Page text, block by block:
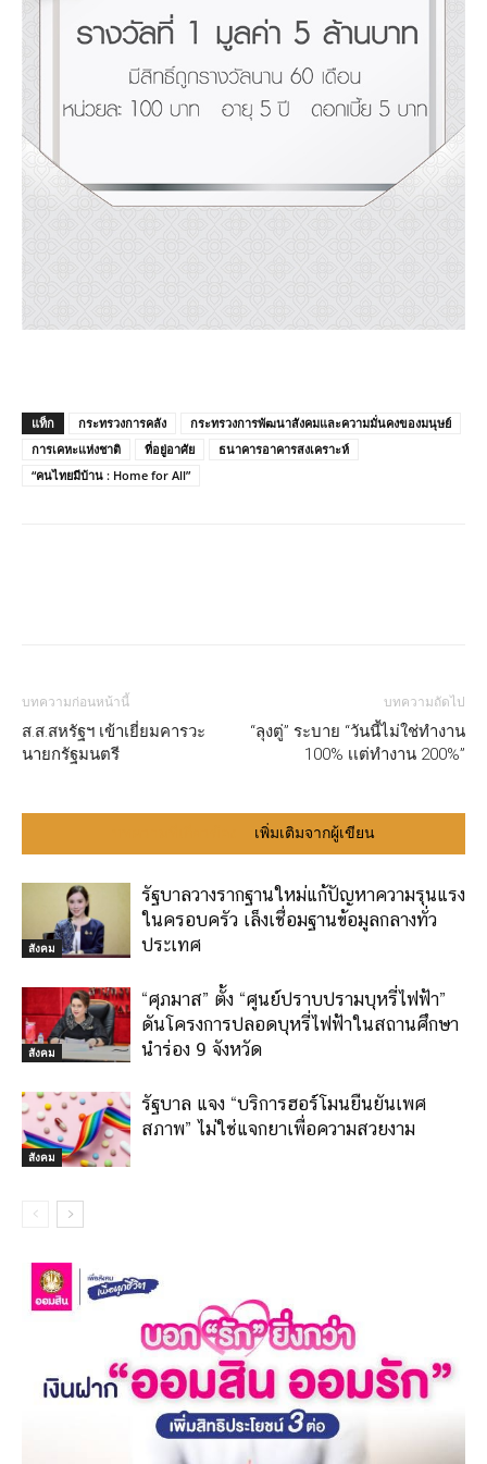
แท็ก กระทรวงการคลัง
กระทรวงการพัฒนาสังคมและความมั่นคงของมนุษย์
การเคหะแห่งชาติ
ที่อยู่อาศัย
ธนาคารอาคารสงเคราะห์
“คนไทยมีบ้าน : Home for All”
บทความก่อนหน้านี้
ส.ส.สหรัฐฯ เข้าเยี่ยมคารวะ
นายกรัฐมนตรี
บทความถัดไป
“ลุงตู่” ระบาย “วันนี้ไม่ใช่ทำงาน
100% เเต่ทำงาน 200%”
เพิ่มเติมจากผู้เขียน
สังคม
รัฐบาลวางรากฐานใหม่แก้ปัญหาความรุนแรง
ในครอบครัว เล็งเชื่อมฐานข้อมูลกลางทั่ว
ประเทศ
สังคม
“ศุภมาส” ตั้ง “ศูนย์ปราบปรามบุหรี่ไฟฟ้า”
ดันโครงการปลอดบุหรี่ไฟฟ้าในสถานศึกษา
นำร่อง 9 จังหวัด
สังคม
รัฐบาล แจง “บริการฮอร์โมนยืนยันเพศ
สภาพ” ไม่ใช่แจกยาเพื่อความสวยงาม